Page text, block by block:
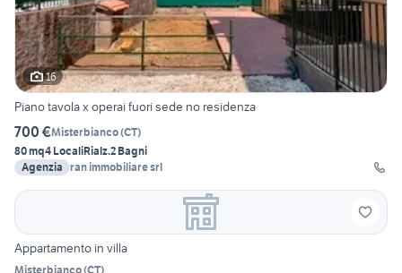
16
Piano tavola x operai fuori sede no residenza
700 €Misterbianco(CT)
80 mq4 LocaliRialz.2 Bagni
Agenzia ran immobiliare srl
Appartamento in villa
Misterbianco(CT)